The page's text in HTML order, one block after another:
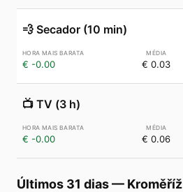
💨 Secador (10 min)
€ -0.00 € 0.03
📺 TV (3 h)
€ -0.00 € 0.06
Últimos 31 dias— Kroměříž